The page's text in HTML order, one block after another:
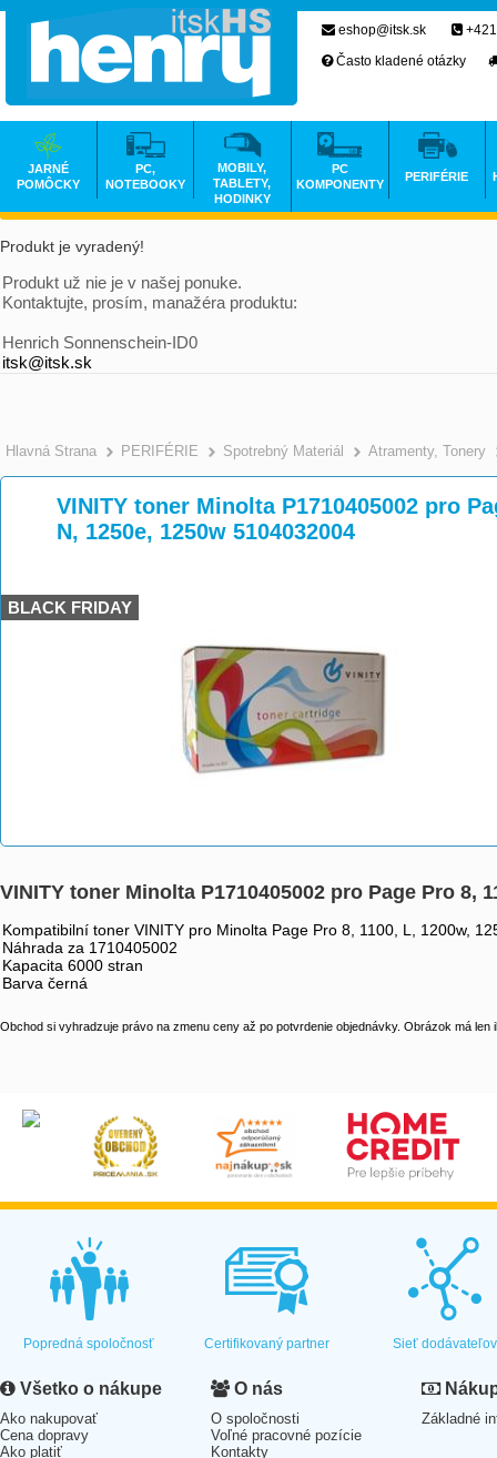
Produkt je vyradený!
Produkt už nie je v našej ponuke.
Kontaktujte, prosím, manažéra produktu:
Henrich Sonnenschein-ID0
itsk@itsk.sk
Hlavná Strana >
PERIFÉRIE >
Spotrebný Materiál >
Atramenty, Tonery
VINITY toner Minolta P1710405002 pro
N, 1250e, 1250w 5104032004
BLACK FRIDAY
VINITY toner Minolta P1710405002 pro Page Pro 8,
Kompatibilní toner VINITY pro Minolta Page Pro 8, 1100, L, 1200w,
Náhrada za 1710405002
Kapacita 6000 stran
Barva černá
Obchod si vyhradzuje právo na zmenu ceny až po potvrdenie objednávky. Obrázok má len
eshop@itsk.sk
Často kladené otázky
JARNÉ
POMÔCKY
PC,
NOTEBOOKY
MOBILY,
TABLETY,
HODINKY
PC
KOMPONENTY
PERIFÉRIE
Popredná spoločnosť Certifikovaný partner Sieť dodávateľov
Všetko o nákupe
Ako nakupovať
Cena dopravy
Ako platiť
O nás
O spoločnosti
Voľné pracovné pozície
Kontakty
Základné